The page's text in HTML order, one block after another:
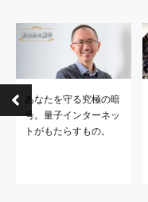
あなたを守る究極の暗
号。量子インターネッ
トがもたらすもの。